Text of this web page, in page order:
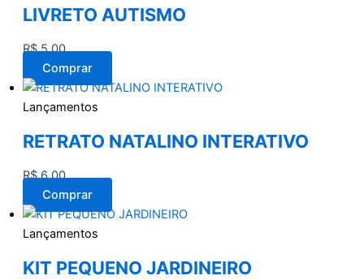
LIVRETO AUTISMO
R$5,00
Comprar
Lançamentos
RETRATO NATALINO INTERATIVO
R$6,00
Comprar
Lançamentos
KIT PEQUENO JARDINEIRO